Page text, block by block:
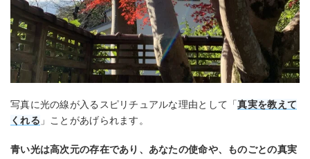
写真に光の線が入るスピリチュアルな理由として「真実を教えて
くれる 」ことがあげられます。
青い光は高次元の存在であり、あなたの使命や、ものごとの真実